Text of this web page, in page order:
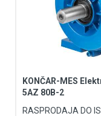
KONČAR-MES
5AZ 80B-2
RASPRODAJA DO